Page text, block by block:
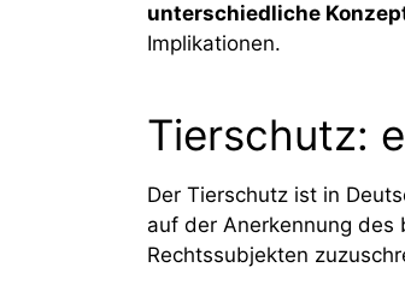
unterschiedliche
Implikationen.
Tierschutz:
Der Tierschutz ist in
auf der Anerkennung des
Rechtssubjekten